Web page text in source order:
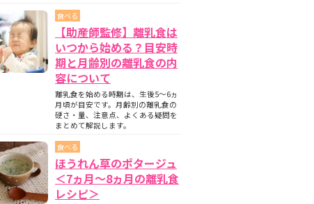
食べる
【助産師監修】離乳食は
いつから始める？目安時
期と月齢別の離乳食の内
容について
離乳食を始める時期は、生後5〜6ヵ
月頃が目安です。月齢別の離乳食の
硬さ・量、注意点、よくある疑問を
まとめて解説します。
食べる
ほうれん草のポタージュ
＜7ヵ月〜8ヵ月の離乳食
レシピ＞